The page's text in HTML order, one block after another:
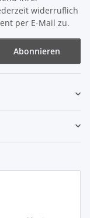
widerruflich
per E-Mail zu.
Abonnieren